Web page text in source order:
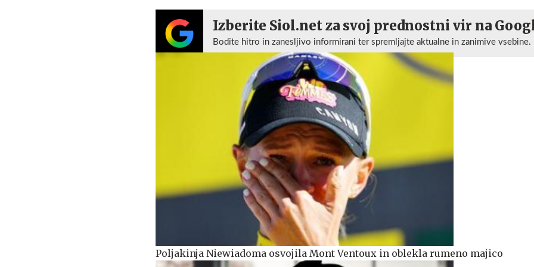
Izberite Siol.net za svoj prednostni vir na
Bodite hitro in zanesljivo informirani ter spremljajte aktualne in zanimive vsebine.
Poljakinja Niewiadoma osvojila Mont Ventoux in oblekla rumeno majico